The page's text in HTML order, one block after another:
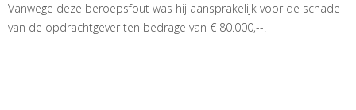
Vanwege deze beroepsfout was hij aansprakelijk voor de schade
van de opdrachtgever ten bedrage van € 80.000,--.